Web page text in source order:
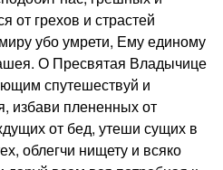
от грехов и страстей
убо умрети, Ему единому
О Пресвятая Владычице
спутешествуй и
избави плененных от
от бед, утеши сущих в
облегчи нищету и всяко